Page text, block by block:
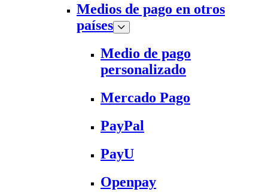
Medios de pago en otros
países
Medio de pago
personalizado
Mercado Pago
PayPal
PayU
Openpay